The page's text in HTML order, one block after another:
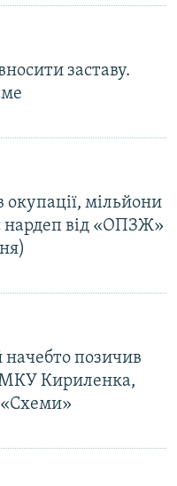
заставу.
окупації, мільйони
від «ОПЗЖ»
позичив
Кириленка,
«Схеми»